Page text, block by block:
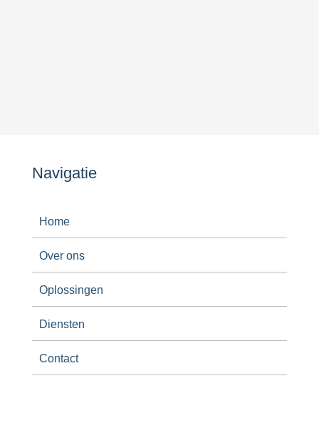
Navigatie
Home
Over ons
Oplossingen
Diensten
Contact